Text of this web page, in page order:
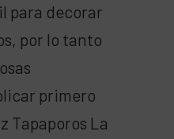
para decorar
por lo tanto
primero
Tapaporos La